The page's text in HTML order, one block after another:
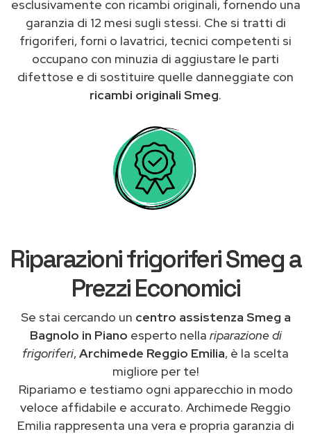
esclusivamente con ricambi originali, fornendo una
garanzia di 12 mesi sugli stessi. Che si tratti di
frigoriferi, forni o lavatrici, tecnici competenti si
occupano con minuzia di aggiustare le parti
difettose e di sostituire quelle danneggiate con
ricambi originali Smeg.
Riparazioni frigoriferi Smeg a
Prezzi Economici
Se stai cercando un centro assistenza Smeg a
Bagnolo in Piano esperto nella riparazione di
frigoriferi,Archimede Reggio Emilia, è la scelta
migliore per te!
Ripariamo e testiamo ogni apparecchio in modo
veloce affidabile e accurato. Archimede Reggio
Emilia rappresenta una vera e propria garanzia di